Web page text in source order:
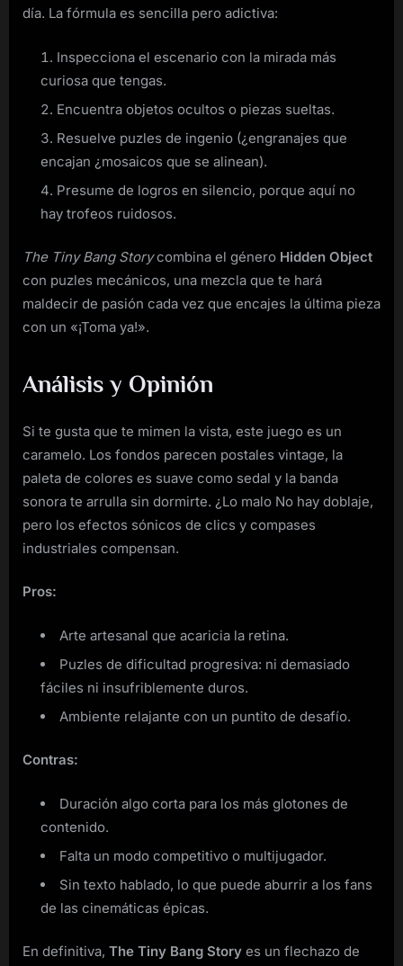
día. La fórmula es sencilla pero adictiva:
Inspecciona el escenario con la mirada más
curiosa que tengas.
Encuentra objetos ocultos o piezas sueltas.
Resuelve puzles de ingenio (¿engranajes que
encajan ¿mosaicos que se alinean).
Presume de logros en silencio, porque aquí no
hay trofeos ruidosos.
The Tiny Bang Storycombina el género Hidden Object
con puzles mecánicos, una mezcla que te hará
maldecir de pasión cada vez que encajes la última pieza
con un «¡Toma ya!».
Análisis y Opinión
Si te gusta que te mimen la vista, este juego es un
caramelo. Los fondos parecen postales vintage, la
paleta de colores es suave como sedal y la banda
sonora te arrulla sin dormirte. ¿Lo malo No hay doblaje,
pero los efectos sónicos de clics y compases
industriales compensan.
Pros:
Arte artesanal que acaricia la retina.
Puzles de dificultad progresiva: ni demasiado
fáciles ni insufriblemente duros.
Ambiente relajante con un puntito de desafío.
Contras:
Duración algo corta para los más glotones de
contenido.
Falta un modo competitivo o multijugador.
Sin texto hablado, lo que puede aburrir a los fans
de las cinemáticas épicas.
En definitiva, The Tiny Bang Story es un flechazo de